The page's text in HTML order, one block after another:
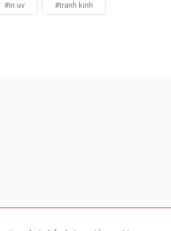
#in uv #tranh kinh